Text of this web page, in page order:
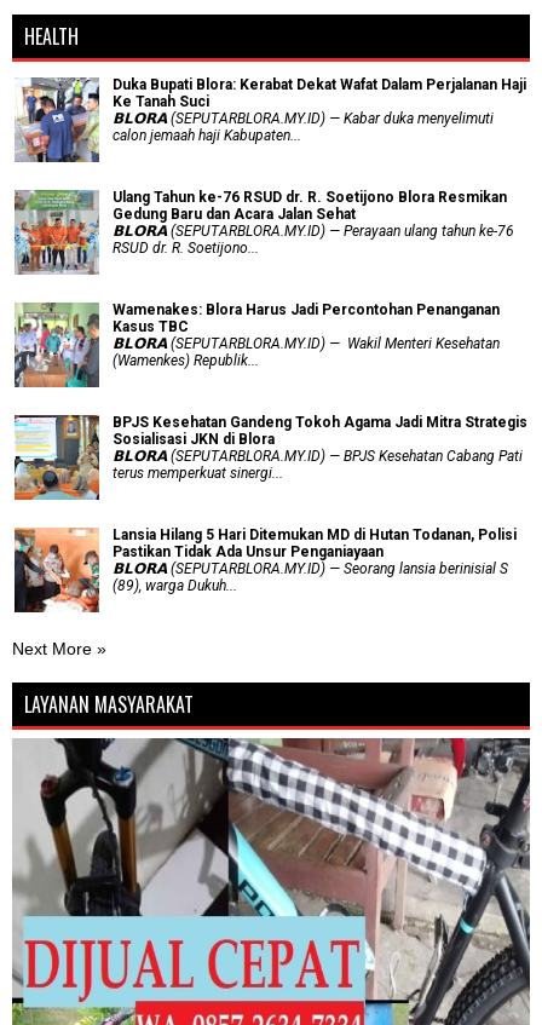
HEALTH
Duka Bupati Blora: Kerabat Dekat Wafat Dalam Perjalanan Haji
Ke Tanah Suci
𝗕𝗟𝗢𝗥𝗔 (SEPUTARBLORA.MY.ID) — Kabar duka menyelimuti
calon jemaah haji Kabupaten...
Ulang Tahun ke-76 RSUD dr. R. Soetijono Blora Resmikan
Gedung Baru dan Acara Jalan Sehat
𝗕𝗟𝗢𝗥𝗔 (SEPUTARBLORA.MY.ID) — Perayaan ulang tahun ke-76
RSUD dr. R. Soetijono...
Wamenakes: Blora Harus Jadi Percontohan Penanganan
Kasus TBC
𝗕𝗟𝗢𝗥𝗔 (SEPUTARBLORA.MY.ID) — Wakil Menteri Kesehatan
(Wamenkes) Republik...
BPJS Kesehatan Gandeng Tokoh Agama Jadi Mitra Strategis
Sosialisasi JKN di Blora
𝗕𝗟𝗢𝗥𝗔 (SEPUTARBLORA.MY.ID) — BPJS Kesehatan Cabang Pati
terus memperkuat sinergi...
Lansia Hilang 5 Hari Ditemukan MD di Hutan Todanan, Polisi
Pastikan Tidak Ada Unsur Penganiayaan
𝗕𝗟𝗢𝗥𝗔 (SEPUTARBLORA.MY.ID) — Seorang lansia berinisial S
(89), warga Dukuh...
Next More »
LAYANAN MASYARAKAT